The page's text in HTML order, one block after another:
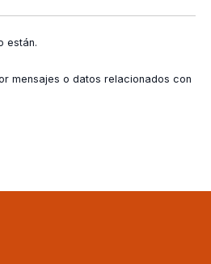
están.
mensajes o datos relacionados con